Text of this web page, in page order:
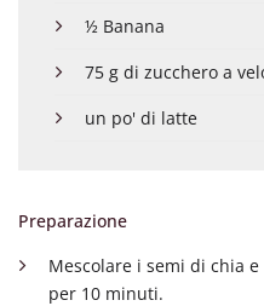
½ Banana
75 g di zucchero a
un po' di latte
Preparazione
Mescolare i semi di chia
per 10 minuti.